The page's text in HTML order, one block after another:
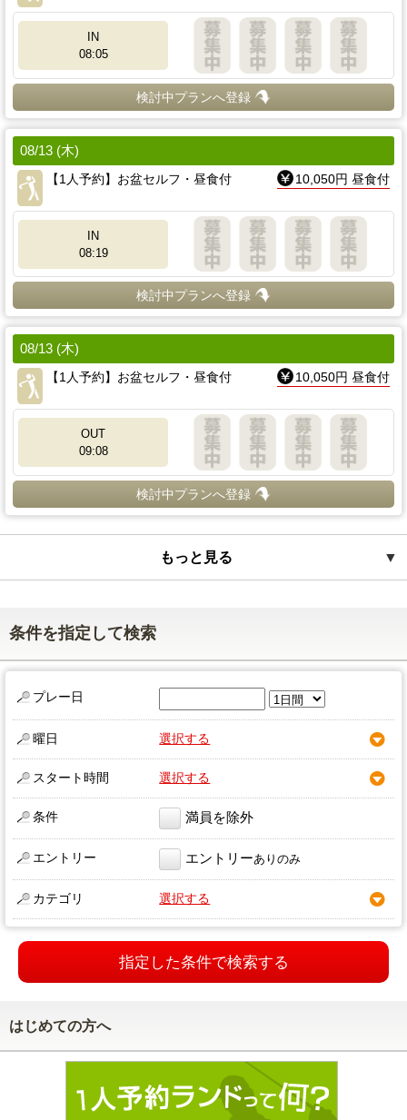
IN
08:05
検討中プランへ登録
08/13 (木)
【1人予約】お盆セルフ・昼食付
10,050円 昼食付
IN
08:19
検討中プランへ登録
08/13 (木)
【1人予約】お盆セルフ・昼食付
10,050円 昼食付
OUT
09:08
検討中プランへ登録
▼
もっと見る
条件を指定して検索
プレー日
曜日 選択する
スタート時間 選択する
条件 満員を除外
エントリー エントリーありのみ
カテゴリ 選択する
指定した条件で検索する
はじめての方へ